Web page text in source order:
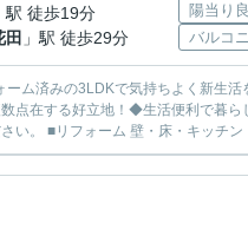
駅 徒歩19分
田 」駅 徒歩29分
陽当り
バルコ
ム済みの3LDKで気持ちよく新生
点在する好立地！◆生活便利で暮
い。 ■リフォーム 壁・床・キッチン